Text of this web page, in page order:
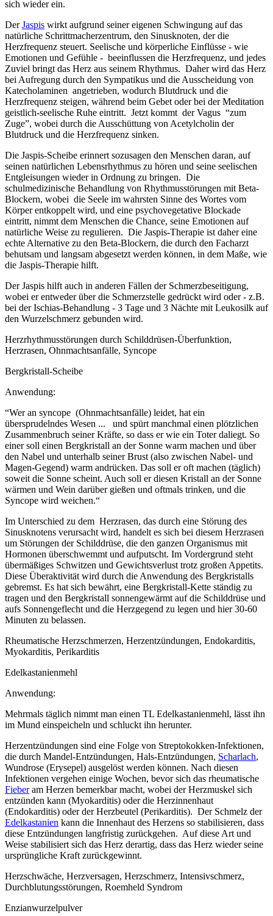
sich wieder ein.
DerJaspis wirkt aufgrund seiner eigenen Schwingung auf das
natürliche Schrittmacherzentrum, den Sinusknoten, der die
Herzfrequenz steuert. Seelische und körperliche Einflüsse - wie
Emotionen und Gefühle - beeinflussen die Herzfrequenz, und jedes
Zuviel bringt das Herz aus seinem Rhythmus. Daher wird das Herz
bei Aufregung durch den Sympatikus und die Ausscheidung von
Katecholaminen angetrieben, wodurch Blutdruck und die
Herzfrequenz steigen, während beim Gebet oder bei der Meditation
geistlich-seelische Ruhe eintritt. Jetzt kommt der Vagus “zum
Zuge”, wobei durch die Ausschüttung von Acetylcholin der
Blutdruck und die Herzfrequenz sinken.
Die Jaspis-Scheibe erinnert sozusagen den Menschen daran, auf
seinen natürlichen Lebensrhythmus zu hören und seine seelischen
Entgleisungen wieder in Ordnung zu bringen. Die
schulmedizinische Behandlung von Rhythmusstörungen mit Beta-
Blockern, wobei die Seele im wahrsten Sinne des Wortes vom
Körper entkoppelt wird, und eine psychovegetative Blockade
eintritt, nimmt dem Menschen die Chance, seine Emotionen auf
natürliche Weise zu regulieren. Die Jaspis-Therapie ist daher eine
echte Alternative zu den Beta-Blockern, die durch den Facharzt
behutsam und langsam abgesetzt werden können, in dem Maße, wie
die Jaspis-Therapie hilft.
Der Jaspis hilft auch in anderen Fällen der Schmerzbeseitigung,
wobei er entweder über die Schmerzstelle gedrückt wird oder - z.B.
bei der Ischias-Behandlung - 3 Tage und 3 Nächte mit Leukosilk auf
den Wurzelschmerz gebunden wird.
Herzrhythmusstörungen durch Schilddrüsen-Überfunktion,
Herzrasen, Ohnmachtsanfälle, Syncope
Bergkristall-Scheibe
Anwendung:
“Wer an syncope (Ohnmachtsanfälle) leidet, hat ein
übersprudelndes Wesen ... und spürt manchmal einen plötzlichen
Zusammenbruch seiner Kräfte, so dass er wie ein Toter daliegt. So
einer soll einen Bergkristall an der Sonne warm machen und über
den Nabel und unterhalb seiner Brust (also zwischen Nabel- und
Magen-Gegend) warm andrücken. Das soll er oft machen (täglich)
soweit die Sonne scheint. Auch soll er diesen Kristall an der Sonne
wärmen und Wein darüber gießen und oftmals trinken, und die
Syncope wird weichen.“
Im Unterschied zu dem Herzrasen, das durch eine Störung des
Sinusknotens verursacht wird, handelt es sich bei diesem Herzrasen
um Störungen der Schilddrüse, die den ganzen Organismus mit
Hormonen überschwemmt und aufputscht. Im Vordergrund steht
übermäßiges Schwitzen und Gewichtsverlust trotz großen Appetits.
Diese Überaktivität wird durch die Anwendung des Bergkristalls
gebremst. Es hat sich bewährt, eine Bergkristall-Kette ständig zu
tragen und den Bergkristall sonnengewärmt auf die Schilddrüse und
aufs Sonnengeflecht und die Herzgegend zu legen und hier 30-60
Minuten zu belassen.
Rheumatische Herzschmerzen, Herzentzündungen, Endokarditis,
Myokarditis, Perikarditis
Edelkastanienmehl
Anwendung:
Mehrmals täglich nimmt man einen TL Edelkastanienmehl, lässt ihn
im Mund einspeicheln und schluckt ihn herunter.
Herzentzündungen sind eine Folge von Streptokokken-Infektionen,
die durch Mandel-Entzündungen, Hals-Entzündungen, Scharlach,
Wundrose (Erysepel) ausgelöst werden können. Nach diesen
Infektionen vergehen einige Wochen, bevor sich das rheumatische
Fieberam Herzen bemerkbar macht, wobei der Herzmuskel sich
entzünden kann (Myokarditis) oder die Herzinnenhaut
(Endokarditis) oder der Herzbeutel (Perikarditis). Der Schmelz der
Edelkastanien kann die Innenhaut des Herzens so stabilisieren, dass
diese Entzündungen langfristig zurückgehen. Auf diese Art und
Weise stabilisiert sich das Herz derartig, dass das Herz wieder seine
ursprüngliche Kraft zurückgewinnt.
Herzschwäche, Herzversagen, Herzschmerz, Intensivschmerz,
Durchblutungsstörungen, Roemheld Syndrom
Enzianwurzelpulver